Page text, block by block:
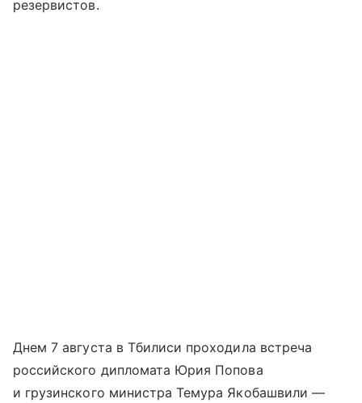
резервистов.
Днем 7 августа в Тбилиси проходила встреча
российского дипломата Юрия Попова
и грузинского министра Темура Якобашвили —